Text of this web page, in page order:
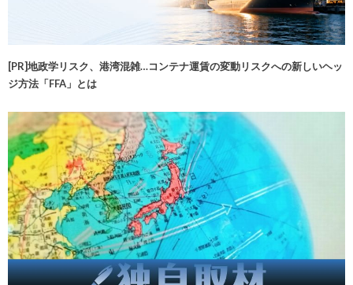
[PR]地政学リスク、港湾混雑…コンテナ運賃の変動リスクへの新しいヘッ
ジ方法「FFA」とは